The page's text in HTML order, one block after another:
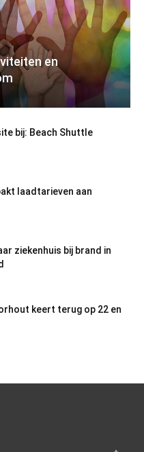
en
bij: Beach Shuttle
laadtarieven aan
ziekenhuis bij brand in
keert terug op 22 en